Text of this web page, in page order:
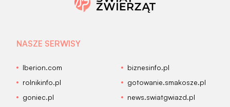
NASZE SERWISY
Iberion.com
biznesinfo.pl
rolnikinfo.pl
gotowanie.smakosze.pl
goniec.pl
news.swiatgwiazd.pl